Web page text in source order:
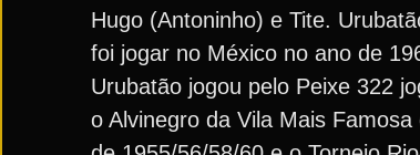
Hugo (Antoninho) e Tite.
foi jogar no México no ano de
Urubatão jogou pelo Peixe 322
o Alvinegro da Vila Mais